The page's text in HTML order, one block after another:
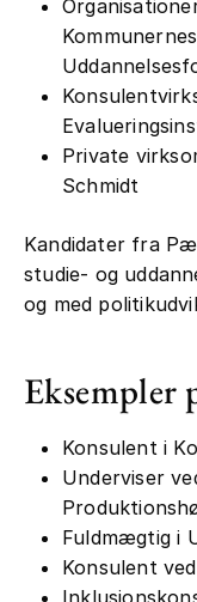
Private
Schmidt
Kandidater fra
studie- og
og med
Eksempler
Konsulent i
Underviser
Fuldmægtig i
Konsulent